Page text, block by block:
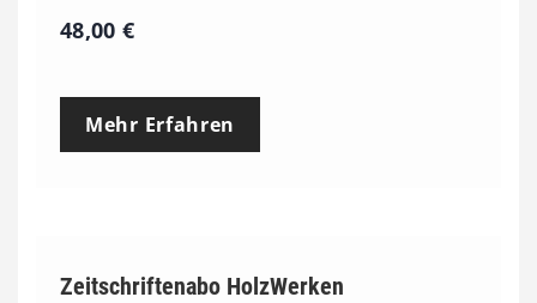
48,00€
Mehr Erfahren
Zeitschriftenabo HolzWerken